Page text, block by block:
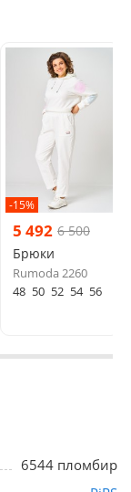
-15%
5 492 6 500
Брюки
Rumoda 2260
48 50 52 54 56
6544 пломбир